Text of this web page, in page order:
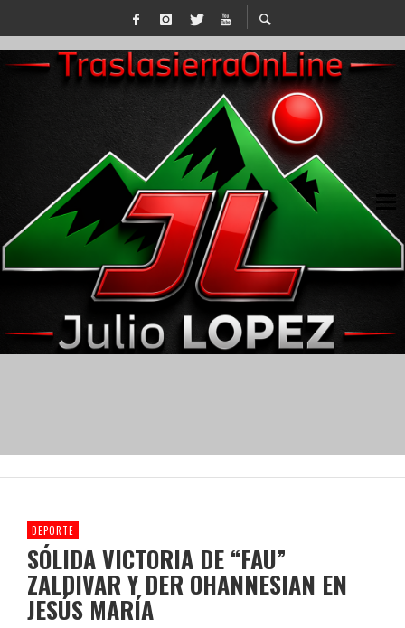
DEPORTE
SÓLIDA VICTORIA DE “FAU”
ZALDIVAR Y DER OHANNESIAN EN
JESÚS MARÍA